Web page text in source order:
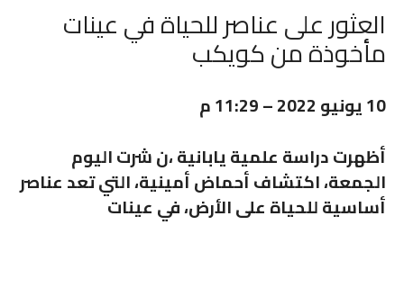
العثور على عناصر للحياة في عينات
مأخوذة من كويكب
10 يونيو 2022 – 11:29 م
أظهرت دراسة علمية يابانية ،ن شرت اليوم
الجمعة، اكتشاف أحماض أمينية، التي تعد عناصر
أساسية للحياة على الأرض، في عينات